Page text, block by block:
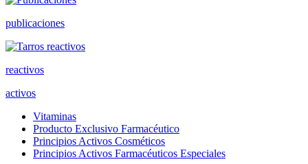
publicaciones
reactivos
activos
Vitaminas
Producto Exclusivo Farmacéutico
Principios Activos Cosméticos
Principios Activos Farmacéuticos Especiales